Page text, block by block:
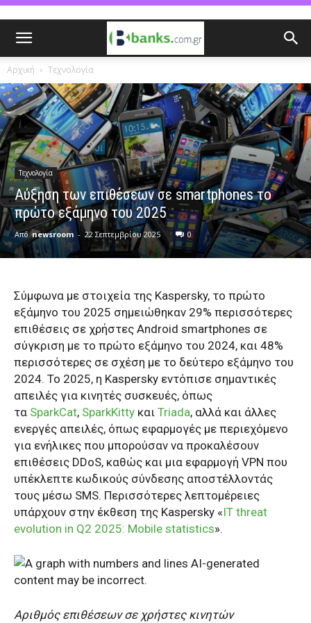
Αρχική Τεχνολογία
Τεχνολογία
Αύξηση των επιθέσεων σε smartphones το
πρώτο εξάμηνο του 2025
Από newsroom - 22 Σεπτεμβρίου 2025 0
Σύμφωνα με στοιχεία της Kaspersky, το πρώτο
εξάμηνο του 2025 σημειώθηκαν 29% περισσότερες
επιθέσεις σε χρήστες Android smartphones σε
σύγκριση με το πρώτο εξάμηνο του 2024, και 48%
περισσότερες σε σχέση με το δεύτερο εξάμηνο του
2024. Το 2025, η Kaspersky εντόπισε σημαντικές
απειλές για κινητές συσκευές, όπως
τα SparkCat, SparkKitty και Triada, αλλά και άλλες
ενεργές απειλές, όπως εφαρμογές με περιεχόμενο
για ενήλικες που μπορούσαν να προκαλέσουν
επιθέσεις DDoS, καθώς και μια εφαρμογή VPN που
υπέκλεπτε κωδικούς σύνδεσης αποστέλλοντάς
τους μέσω SMS. Περισσότερες λεπτομέρειες
υπάρχουν στην έκθεση της Kaspersky «IT threat
evolution in Q2 2025: Mobile statistics».
Αριθμός επιθέσεων σε χρήστες κινητών